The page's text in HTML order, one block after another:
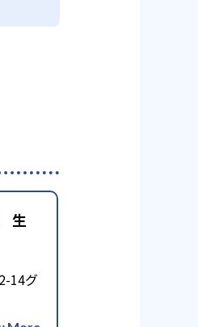
生
14グ